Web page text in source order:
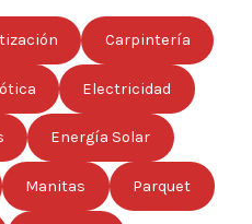
Carpintería
Electricidad
Energía Solar
Manitas Parquet